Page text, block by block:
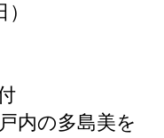
内の多島美を